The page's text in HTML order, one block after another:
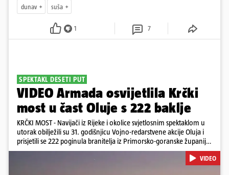
dunav suša
1 7
SPEKTAKL DESETI PUT
VIDEO Armada osvijetlila Krčki
most u čast Oluje s 222 baklje
KRČKI MOST - Navijači iz Rijeke i okolice svjetlosnim spektaklom u
utorak obilježili su 31. godišnjicu Vojno-redarstvene akcije Oluja i
prisjetili se 222 poginula branitelja iz Primorsko-goranske županije.
Bakljadu su priredili desetu godinu zaredom, a gledali su je s kopna
VIDEO